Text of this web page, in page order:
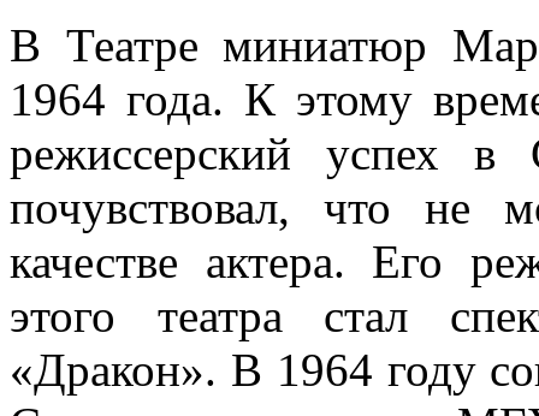
В Театре миниатюр
1964 года. К этому
режиссерский успех
почувствовал, что не
качестве актера. Его
этого театра стал
«Дракон». В 1964 году